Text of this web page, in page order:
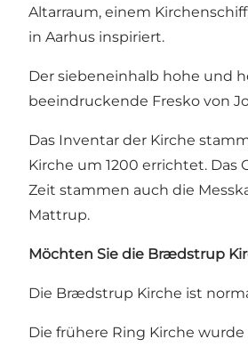
Altarraum, einem
in Aarhus inspiriert.
Der siebeneinhalb hohe und
beeindruckende Fresko von
Das Inventar der Kirche
Kirche um 1200 errichtet. Das
Zeit stammen auch die
Mattrup.
Möchten Sie die Brædstrup
Die Brædstrup Kirche ist
Die frühere Ring Kirche